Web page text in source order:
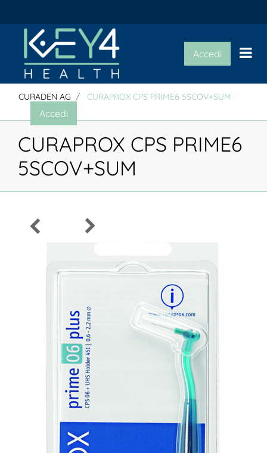
Accedi
Accedi
CURADEN AG CURAPROX CPS PRIME6 5SCOV+SUM
CURAPROX CPS PRIME6
5SCOV+SUM